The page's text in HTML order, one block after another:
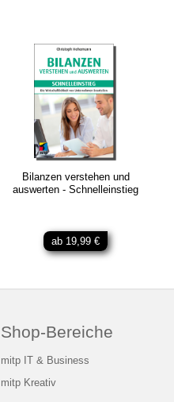
Bilanzen verstehen und
auswerten - Schnelleinstieg
ab 19,99 €
Shop-Bereiche
mitp IT & Business
mitp Kreativ